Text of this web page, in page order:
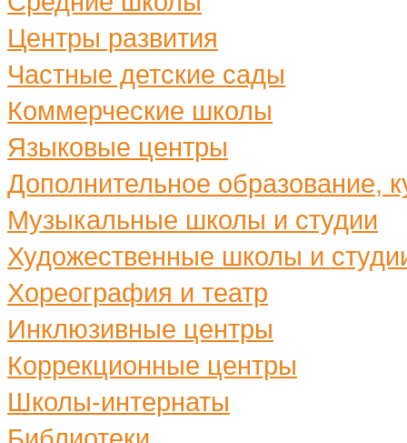
Центры развития
Частные детские сады
Коммерческие школы
Языковые центры
Дополнительное образование,
Музыкальные школы и студии
Художественные школы и
Хореография и театр
Инклюзивные центры
Коррекционные центры
Школы-интернаты